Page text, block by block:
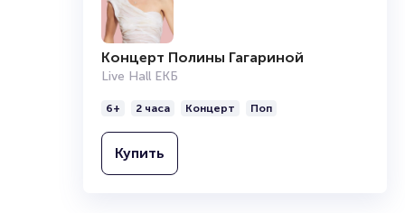
Концерт Полины Гагариной
Live Hall ЕКБ
6+ 2 часа Концерт Поп
Купить